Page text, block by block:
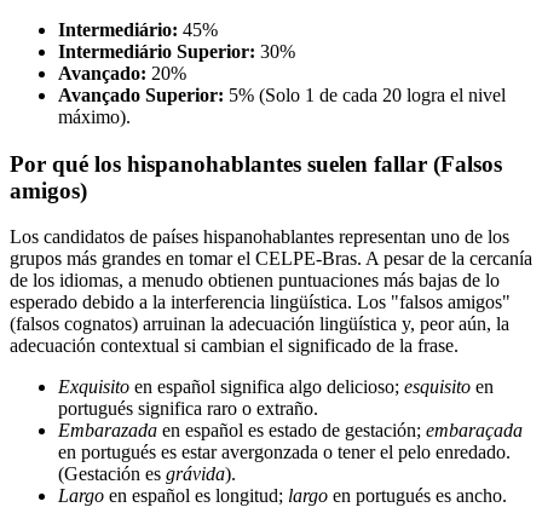
Intermediário: 45%
Intermediário Superior: 30%
Avançado: 20%
Avançado Superior: 5% (Solo 1 de cada 20 logra el nivel
máximo).
Por qué los hispanohablantes suelen fallar (Falsos
amigos)
Los candidatos de países hispanohablantes representan uno de los
grupos más grandes en tomar el CELPE-Bras. A pesar de la cercanía
de los idiomas, a menudo obtienen puntuaciones más bajas de lo
esperado debido a la interferencia lingüística. Los "falsos amigos"
(falsos cognatos) arruinan la adecuación lingüística y, peor aún, la
adecuación contextual si cambian el significado de la frase.
Exquisito en español significa algo delicioso; esquisito en
portugués significa raro o extraño.
Embarazada en español es estado de gestación; embaraçada
en portugués es estar avergonzada o tener el pelo enredado.
(Gestación es grávida).
Largo en español es longitud; largo en portugués es ancho.